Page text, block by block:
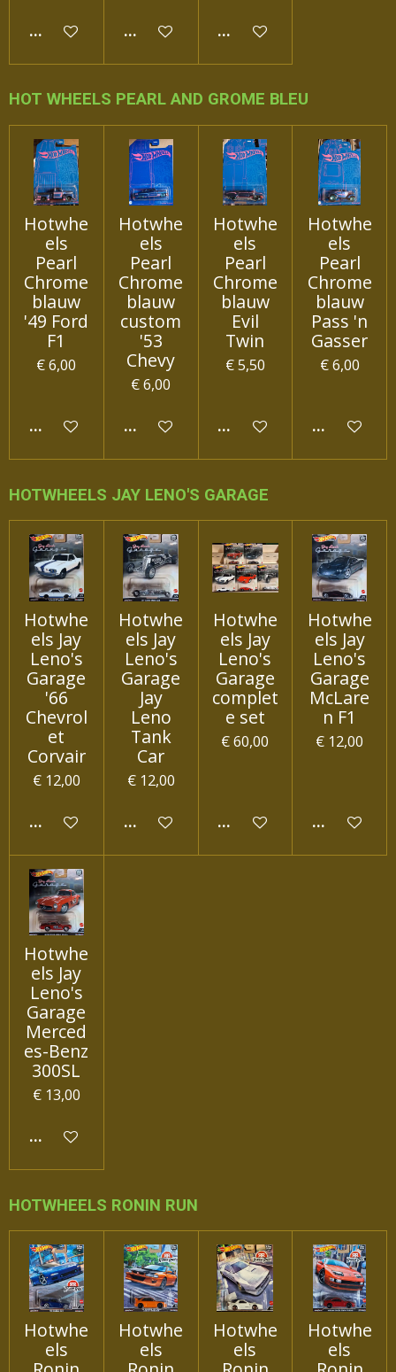
IN WINKELWAGENIN WINKELWAGENIN WINKELWAGEN
HOT WHEELS PEARL AND GROME BLEU
Hotwhe
els
Pearl
Chrome
blauw
'49 Ford
F1
€ 6,00
IN WINKELWAGEN
Hotwhe
els
Pearl
Chrome
blauw
custom
'53
Chevy
€ 6,00
IN WINKELWAGEN
Hotwhe
els
Pearl
Chrome
blauw
Evil
Twin
€ 5,50
IN WINKELWAGEN
Hotwhe
els
Pearl
Chrome
blauw
Pass 'n
Gasser
€ 6,00
IN
HOTWHEELS JAY LENO'S GARAGE
Hotwhe
els Jay
Leno's
Garage
'66
Chevrol
et
Corvair
€ 12,00
IN WINKELWAGEN
Hotwhe
els Jay
Leno's
Garage
Jay
Leno
Tank
Car
€ 12,00
IN WINKELWAGEN
Hotwhe
els Jay
Leno's
Garage
complet
e set
€ 60,00
IN WINKELWAGEN
Hotwhe
els Jay
Leno's
Garage
McLare
n F1
€ 12,00
IN
Hotwhe
els Jay
Leno's
Garage
Merced
es-Benz
300SL
€ 13,00
IN WINKELWAGEN
HOTWHEELS RONIN RUN
Hotwhe
els
Hotwhe
els
Hotwhe
els
Hotwhe
els